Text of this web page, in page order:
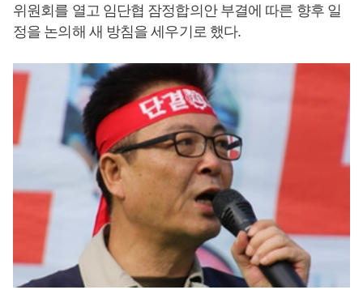
위원회를 열고 임단협 잠정합의안 부결에 따른 향후 일
정을 논의해 새 방침을 세우기로 했다.